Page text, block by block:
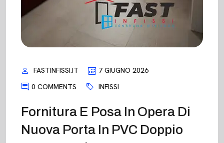
FASTINFISSI.IT
7 GIUGNO 2026
0 COMMENTS
INFISSI
Fornitura E Posa In Opera Di
Nuova Porta In PVC Doppio